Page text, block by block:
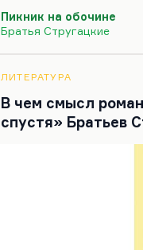
бесконечное
ночам и издает тот
Это очень страшно
говорить, она
были без белка. При
Пикник на обочине
Братья Стругацкие
ЛИТЕРАТУРА
В чем смысл
спустя» Братьев